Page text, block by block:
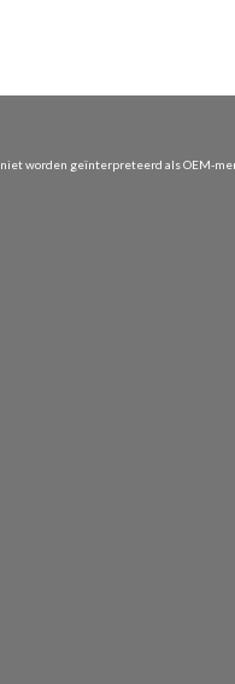
worden geïnterpreteerd als OEM-